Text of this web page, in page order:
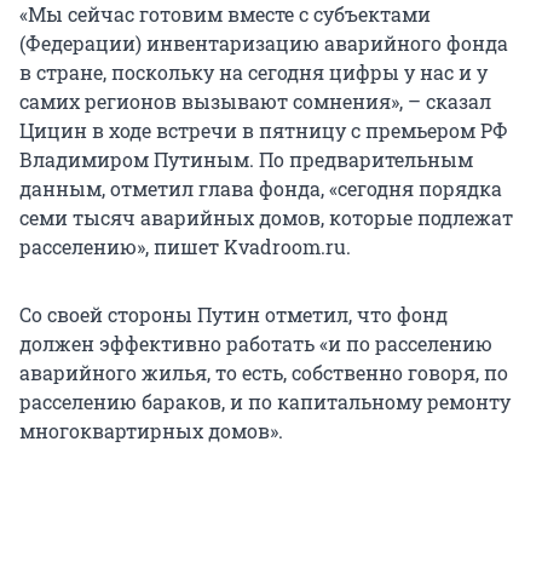
«Мы сейчас готовим вместе с субъектами
(Федерации) инвентаризацию аварийного фонда
в стране, поскольку на сегодня цифры у нас и у
самих регионов вызывают сомнения», – сказал
Цицин в ходе встречи в пятницу с премьером РФ
Владимиром Путиным. По предварительным
данным, отметил глава фонда, «сегодня порядка
семи тысяч аварийных домов, которые подлежат
расселению», пишет Kvadroom.ru.
Со своей стороны Путин отметил, что фонд
должен эффективно работать «и по расселению
аварийного жилья, то есть, собственно говоря, по
расселению бараков, и по капитальному ремонту
многоквартирных домов».